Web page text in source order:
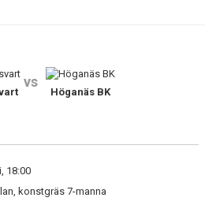
vs
Höganäs BK
18:00
konstgräs 7-manna